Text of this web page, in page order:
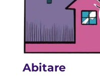
Abitare